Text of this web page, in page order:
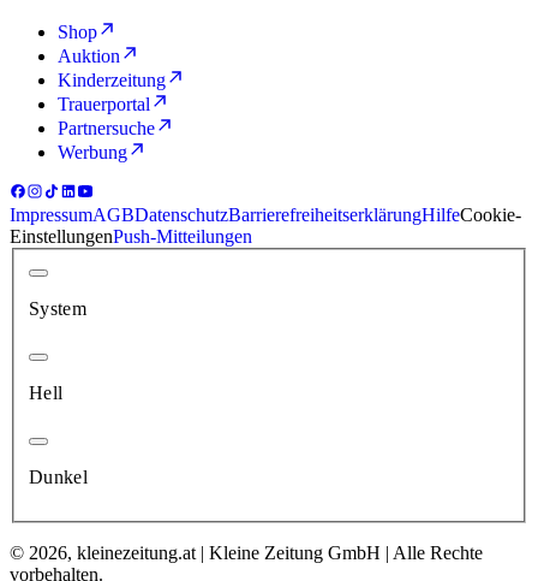
Shop
Auktion
Kinderzeitung
Trauerportal
Partnersuche
Werbung
ImpressumAGBDatenschutzBarrierefreiheitserklärungHilfeCookie-
EinstellungenPush-Mitteilungen
System
Hell
Dunkel
© 2026, kleinezeitung.at | Kleine Zeitung GmbH | Alle Rechte
vorbehalten.